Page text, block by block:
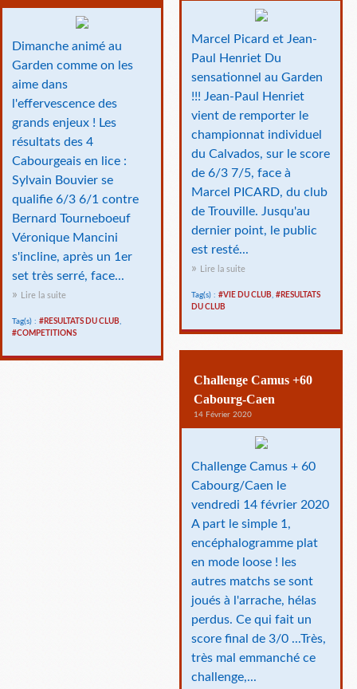
Dimanche animé au
Garden comme on les
aime dans
l'effervescence des
grands enjeux ! Les
résultats des 4
Cabourgeais en lice :
Sylvain Bouvier se
qualifie 6/3 6/1 contre
Bernard Tourneboeuf
Véronique Mancini
s'incline, après un 1er
set très serré, face...
Lire la suite
Tag(s) : #RESULTATS DU CLUB,
#COMPETITIONS
Marcel Picard et Jean-
Paul Henriet Du
sensationnel au Garden
!!! Jean-Paul Henriet
vient de remporter le
championnat individuel
du Calvados, sur le score
de 6/3 7/5, face à
Marcel PICARD, du club
de Trouville. Jusqu'au
dernier point, le public
est resté...
Lire la suite
Tag(s) : #VIE DU CLUB, #RESULTATS
DU CLUB
Challenge Camus +60
Cabourg-Caen
14 Février 2020
Challenge Camus + 60
Cabourg/Caen le
vendredi 14 février 2020
A part le simple 1,
encéphalogramme plat
en mode loose ! les
autres matchs se sont
joués à l'arrache, hélas
perdus. Ce qui fait un
score final de 3/0 ...Très,
très mal emmanché ce
challenge,...